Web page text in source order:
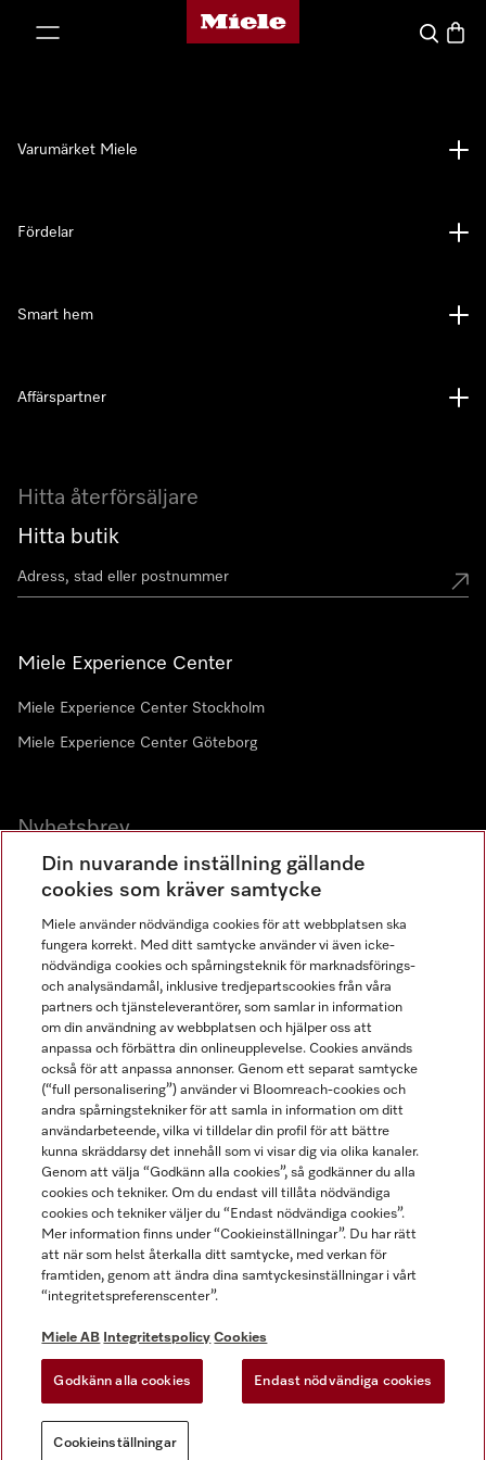
Mieles hemsida
Sök
Hitta återförsäljare
Hitta butik
Miele Experience Center
Miele Experience Center Stockholm
Miele Experience Center Göteborg
Nyhetsbrev
Gå med i vår gemenskap
Varumärket Miele
Fördelar
Smart hem
Affärspartner
Miele AB
Allmänna villkor
Användarvillkor
Miele tillgänglighetsförklaring
Lagen om digitala tjänster
Miele på LinkedIn
Miele på Facebook
Miele på Instagram
Miele på Youtube
Din nuvarande inställning gällande
cookies som kräver samtycke
Miele använder nödvändiga cookies för att webbplatsen ska
fungera korrekt. Med ditt samtycke använder vi även icke-
nödvändiga cookies och spårningsteknik för marknadsförings-
och analysändamål, inklusive tredjepartscookies från våra
partners och tjänsteleverantörer, som samlar in information
om din användning av webbplatsen och hjälper oss att
anpassa och förbättra din onlineupplevelse. Cookies används
också för att anpassa annonser. Genom ett separat samtycke
(“full personalisering”) använder vi Bloomreach-cookies och
andra spårningstekniker för att samla in information om ditt
användarbeteende, vilka vi tilldelar din profil för att bättre
kunna skräddarsy det innehåll som vi visar dig via olika kanaler.
Genom att välja “Godkänn alla cookies”, så godkänner du alla
cookies och tekniker. Om du endast vill tillåta nödvändiga
cookies och tekniker väljer du “Endast nödvändiga cookies”.
Mer information finns under “Cookieinställningar”. Du har rätt
att när som helst återkalla ditt samtycke, med verkan för
framtiden, genom att ändra dina samtyckesinställningar i vårt
“integritetspreferenscenter”.
Miele AB Integritetspolicy Cookies
Godkänn alla cookies Endast nödvändiga cookies
Cookieinställningar